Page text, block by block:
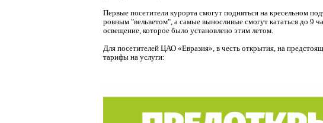
Первые посетители курорта смогут подняться на кресельном
ровным "вельветом", а самые выносливые смогут кататься до 9
освещение, которое было установлено этим летом.
Для посетителей ЦАО «Евразия», в честь открытия, на
тарифы на услуги: